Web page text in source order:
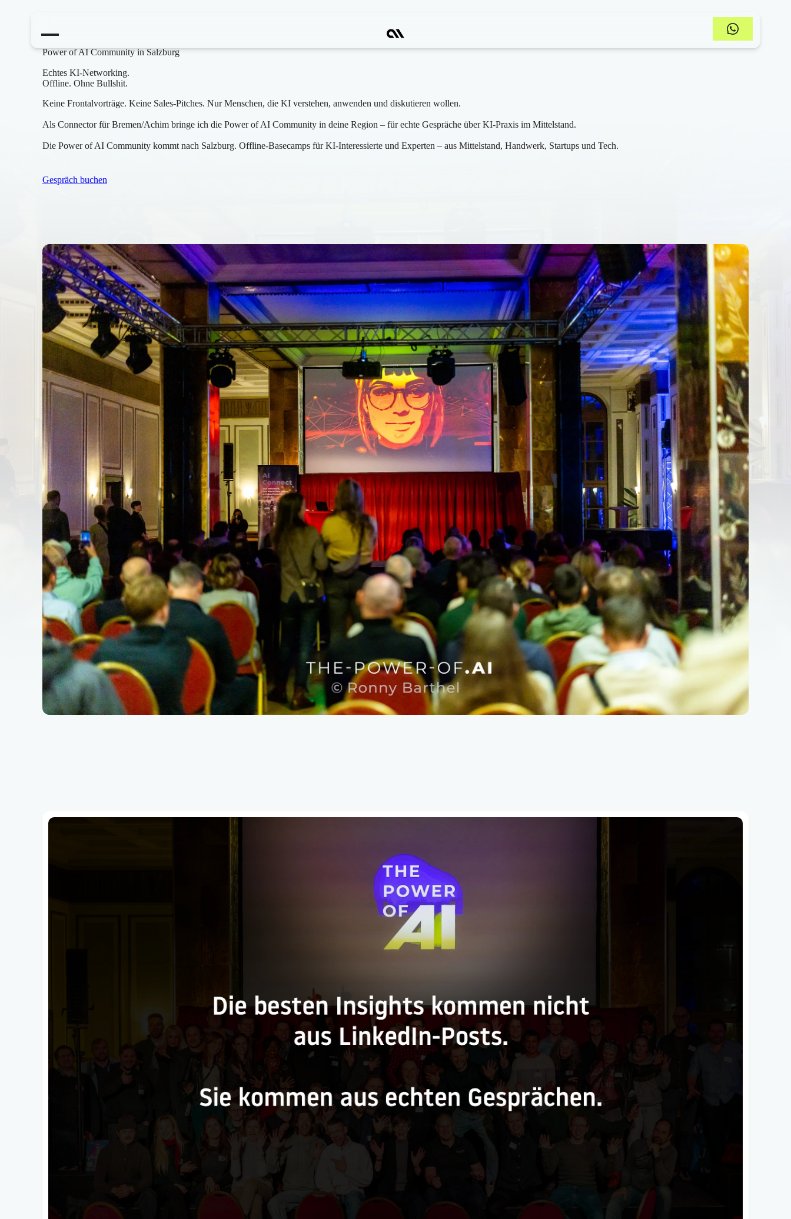
Power of AI Community in Salzburg
Echtes KI-Networking.
Offline. Ohne Bullshit.
Keine Frontalvorträge. Keine Sales-Pitches. Nur Menschen, die KI verstehen, anwenden und diskutieren wollen.
Als Connector für Bremen/Achim bringe ich die Power of AI Community in deine Region – für echte Gespräche über KI-Praxis im Mittelstand.
Die Power of AI Community kommt nach Salzburg. Offline-Basecamps für KI-Interessierte und Experten – aus Mittelstand, Handwerk, Startups und Tech.
Gespräch buchen
ist keine Konferenz. Keine klassische Networking-Veranstaltung. Kein Webinar-Marathon.
Ein Ort, an dem sich Menschen offline treffen, um über KI zu reden – nicht theoretisch, sondern praktisch. Nicht auf der Bühne, sondern auf Augenhöhe.
Kein Sales-Pitch. Kein Networking-Zwang. Nur Austausch.
Von Leipzig über Salzburg bis Zürich – regionale Communities mit gemeinsamer Vision.